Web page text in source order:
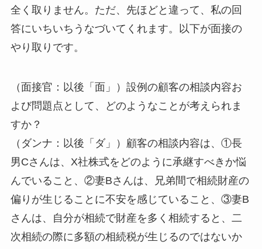
全く取りません。ただ、先ほどと違って、私の回
答にいちいちうなづいてくれます。以下が面接の
やり取りです。
（面接官：以後「面」）設例の顧客の相談内容お
よび問題点として、どのようなことが考えられま
すか？
（ダンナ：以後「ダ」）顧客の相談内容は、①長
男Cさんは、X社株式をどのように承継すべきか悩
んでいること、②妻Bさんは、兄弟間で相続財産の
偏りが生じることに不安を感じていること、③妻B
さんは、自分が相続で財産を多く相続すると、二
次相続の際に多額の相続税が生じるのではないか